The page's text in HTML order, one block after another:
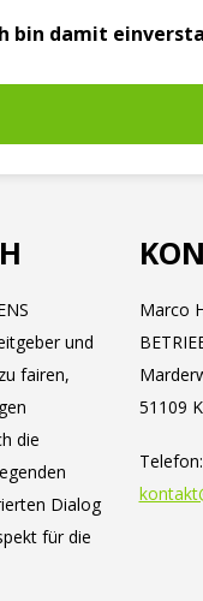
bin damit
und
fairen,
die
Dialog
für die
Marco
51109
Telefon: